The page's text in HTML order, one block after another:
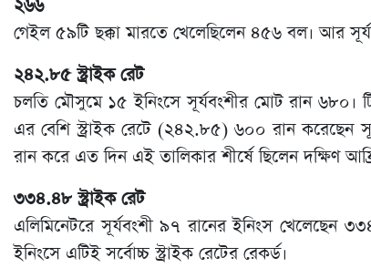
২৬৬
গেইল ৫৯টি ছক্কা মারতে খেলেছিলেন ৪৫৬ বল। আর
২৪২.৮৫ স্ট্রাইক রেট
চলতি মৌসুমে ১৫ ইনিংসে সূর্যবংশীর মোট রান ৬৮০।
এর বেশি স্ট্রাইক রেটে (২৪২.৮৫) ৬০০ রান করেছেন
রান করে এত দিন এই তালিকার শীর্ষে ছিলেন দক্ষিণ
৩৩৪.৪৮ স্ট্রাইক রেট
এলিমিনেটরে সূর্যবংশী ৯৭ রানের ইনিংস খেলেছেন
ইনিংসে এটিই সর্বোচ্চ স্ট্রাইক রেটের রেকর্ড।